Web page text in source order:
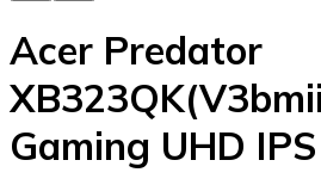
Acer Predator
Gaming UHD IPS